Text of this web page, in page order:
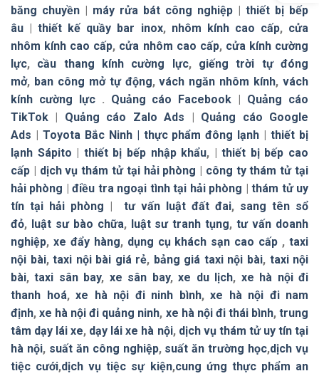
băng chuyền | máy rửa bát công nghiệp | thiết bị bếp
âu |thiết kế quầy bar inox, nhôm kính cao cấp, cửa
nhôm kính cao cấp, cửa nhôm cao cấp, cửa kính cường
lực, cầu thang kính cường lực, giếng trời tự đóng
mở, ban công mở tự động,vách ngăn nhôm kính,vách
kính cường lực. Quảng cáo Facebook | Quảng cáo
TikTok | Quảng cáo Zalo Ads | Quảng cáo Google
Ads | Toyota Bắc Ninh | thực phẩm đông lạnh |thiết bị
lạnh Sápito | thiết bị bếp nhập khẩu, |thiết bị bếp cao
cấp | dịch vụ thám tử tại hải phòng | công ty thám tử tại
hải phòng |điều tra ngoại tình tại hải phòng |thám tử uy
tín tại hải phòng | tư vấn luật đất đai, sang tên sổ
đỏ, luật sư bào chữa, luật sư tranh tụng,tư vấn doanh
nghiệp, xe đẩy hàng, dụng cụ khách sạn cao cấp ,taxi
nội bài,taxi nội bài giá rẻ, bảng giá taxi nội bài, taxi nội
bài,taxi sân bay, xe sân bay,xe du lịch, xe hà nội đi
thanh hoá, xe hà nội đi ninh bình, xe hà nội đi nam
định,xe hà nội đi quảng ninh, xe hà nội đi thái bình,trung
tâm dạy lái xe, dạy lái xe hà nội, dịch vụ thám tử uy tín tại
hà nội, suất ăn công nghiệp, suất ăn trường học,dịch vụ
tiệc cưới,dịch vụ tiệc sự kiện,cung ứng thực phẩm an